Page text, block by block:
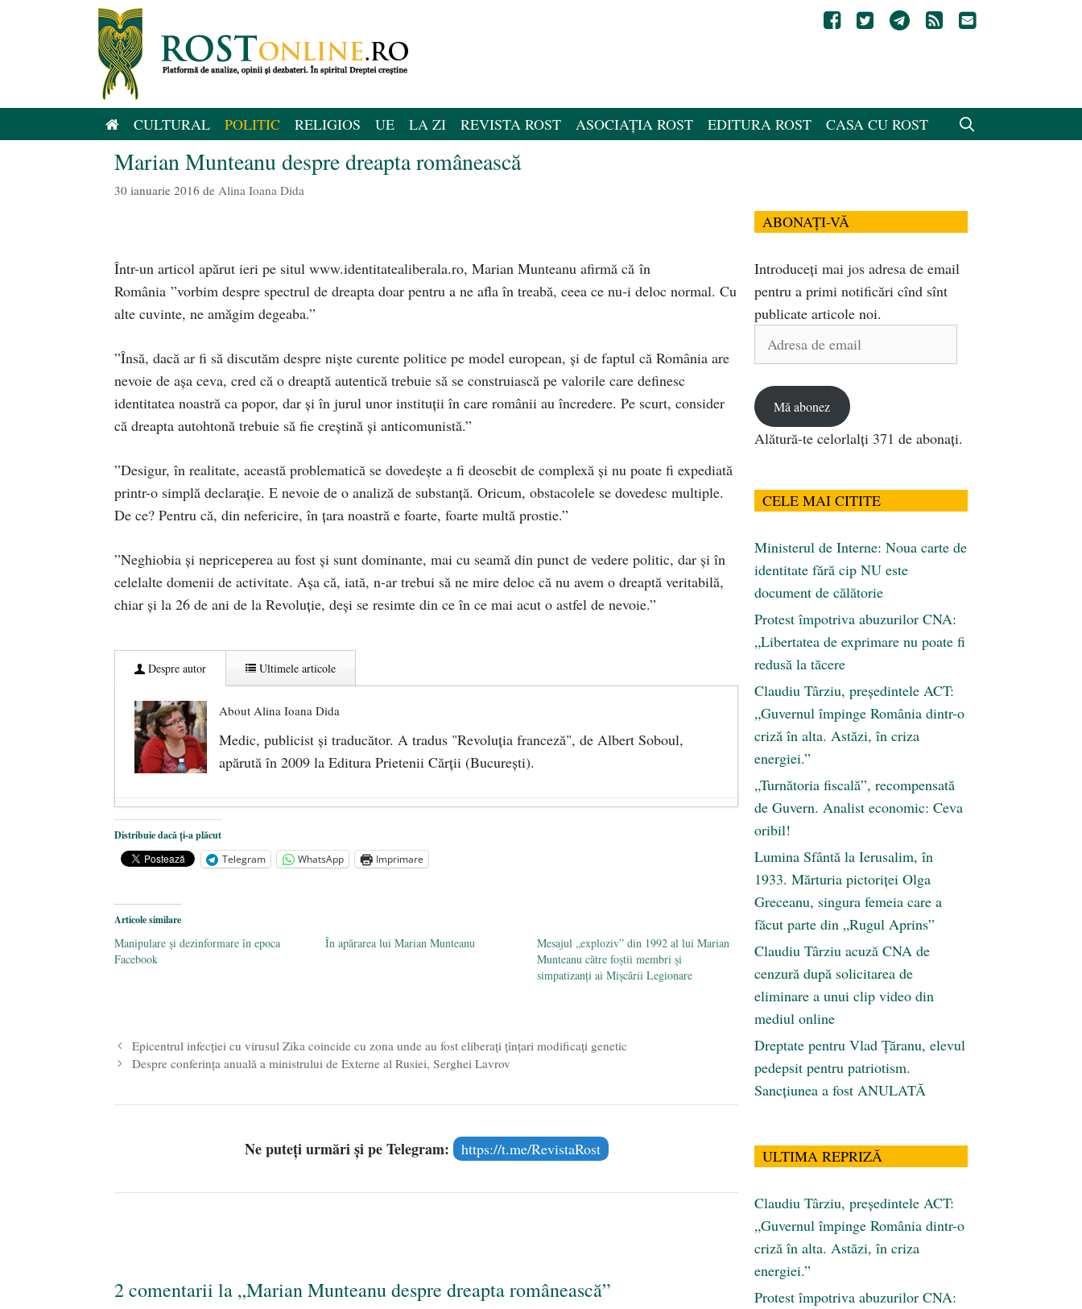
CULTURAL POLITIC RELIGIOS UE LA ZI REVISTA ROST ASOCIAȚIA ROST EDITURA ROST CASA CU ROST
Marian Munteanu despre dreapta românească
30 ianuarie 2016 de Alina Ioana Dida
Într-un articol apărut ieri pe situl www.identitatealiberala.ro, Marian Munteanu afirmă că în
România ”vorbim despre spectrul de dreapta doar pentru a ne afla în treabă, ceea ce nu-i deloc normal. Cu
alte cuvinte, ne amăgim degeaba.”
”Însă, dacă ar fi să discutăm despre nişte curente politice pe model european, şi de faptul că România are
nevoie de aşa ceva, cred că o dreaptă autentică trebuie să se construiască pe valorile care definesc
identitatea noastră ca popor, dar şi în jurul unor instituţii în care românii au încredere. Pe scurt, consider
că dreapta autohtonă trebuie să fie creştină şi anticomunistă.”
”Desigur, în realitate, această problematică se dovedeşte a fi deosebit de complexă şi nu poate fi expediată
printr-o simplă declaraţie. E nevoie de o analiză de substanţă. Oricum, obstacolele se dovedesc multiple.
De ce? Pentru că, din nefericire, în ţara noastră e foarte, foarte multă prostie.”
”Neghiobia şi nepriceperea au fost şi sunt dominante, mai cu seamă din punct de vedere politic, dar şi în
celelalte domenii de activitate. Aşa că, iată, n-ar trebui să ne mire deloc că nu avem o dreaptă veritabilă,
chiar şi la 26 de ani de la Revoluţie, deşi se resimte din ce în ce mai acut o astfel de nevoie.”
Despre autor Ultimele articole
About Alina Ioana Dida
Medic, publicist şi traducător. A tradus "Revoluţia franceză", de Albert Soboul,
apărută în 2009 la Editura Prietenii Cărţii (Bucureşti).
Ceva despre pandemie
O carte despre embrionul uman, ca persoană ce trebuie apărată
Societatea de Cultură Macedo-Română împlinește 140 de ani de la înființare
Distribuie dacă ți-a plăcut
Telegram
WhatsApp Imprimare
Articole similare
Manipulare și dezinformare în epoca
Facebook
În apărarea lui Marian Munteanu
Mesajul „exploziv” din 1992 al lui Marian
Munteanu către foștii membri și
simpatizanți ai Mișcării Legionare
Epicentrul infecției cu virusul Zika coincide cu zona unde au fost eliberați țînțari modificați genetic
Despre conferința anuală a ministrului de Externe al Rusiei, Serghei Lavrov
Ne puteți urmări și pe Telegram: https://t.me/RevistaRost
2 comentarii la „Marian Munteanu despre dreapta românească”
ABONAȚI-VĂ
Introduceți mai jos adresa de email
pentru a primi notificări cînd sînt
publicate articole noi.
Adresa
Mă abonez
Alătură-te celorlalți 371 de abonați.
CELE MAI CITITE
Ministerul de Interne: Noua carte de
identitate fără cip NU este
document de călătorie
Protest împotriva abuzurilor CNA:
„Libertatea de exprimare nu poate fi
redusă la tăcere
Claudiu Târziu, președintele ACT:
„Guvernul împinge România dintr-o
criză în alta. Astăzi, în criza
energiei.”
„Turnătoria fiscală”, recompensată
de Guvern. Analist economic: Ceva
oribil!
Lumina Sfântă la Ierusalim, în
1933. Mărturia pictoriței Olga
Greceanu, singura femeia care a
făcut parte din „Rugul Aprins”
Claudiu Târziu acuză CNA de
cenzură după solicitarea de
eliminare a unui clip video din
mediul online
Dreptate pentru Vlad Țăranu, elevul
pedepsit pentru patriotism.
Sancțiunea a fost ANULATĂ
ULTIMA REPRIZĂ
Claudiu Târziu, președintele ACT:
„Guvernul împinge România dintr-o
criză în alta. Astăzi, în criza
energiei.”
Protest împotriva abuzurilor CNA: